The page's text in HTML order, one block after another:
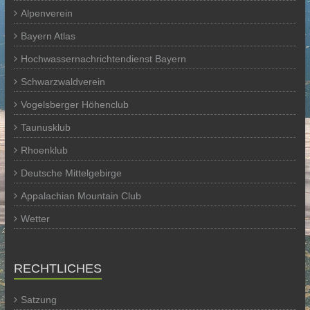
Alpenverein
Bayern Atlas
Hochwassernachrichtendienst Bayern
Schwarzwaldverein
Vogelsberger Höhenclub
Taunusklub
Rhoenklub
Deutsche Mittelgebirge
Appalachian Mountain Club
Wetter
RECHTLICHES
Satzung